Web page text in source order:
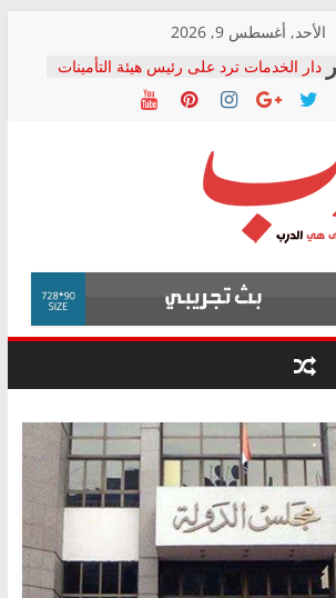
الأحد, أغسطس 9, 2026
دار الخدمات ترد على رئيس هيئة التأمينات
بعد مؤتمره الصحفي: إنكار الأزمة لا ينهي
معاناة أصحاب المعاشات.. ونطالب بكشف
فرحات سليمان يكتب: القطاع الصحي إلى
أين؟
حزب التحالف الشعبي يطلق لجنة “الحق
في الصحة” بالإسكندرية لرصد الانتهاكات
ودعم المرضى
الوزاري لمدينة الصحفيين.. وانتهاء أعمال
إنشاء المبنى الإداري
المجلس القومي لحقوق الإنسان يعلن
متابعة قضية الدكتور محمد زهران.. ويؤكد:
قرينة البراءة وضمانات المحاكمة العادلة